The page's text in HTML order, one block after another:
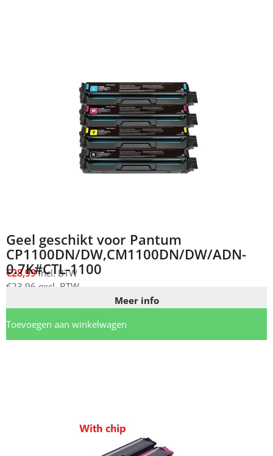
Geel geschikt voor Pantum
CP1100DN/DW,CM1100DN/DW/ADN-
0.7K#CTL-1100
€28,99incl. BTW
€23,96 excl. BTW
Meer info
Toevoegen aan winkelwagen